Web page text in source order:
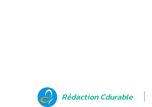
Rédaction Cdurable